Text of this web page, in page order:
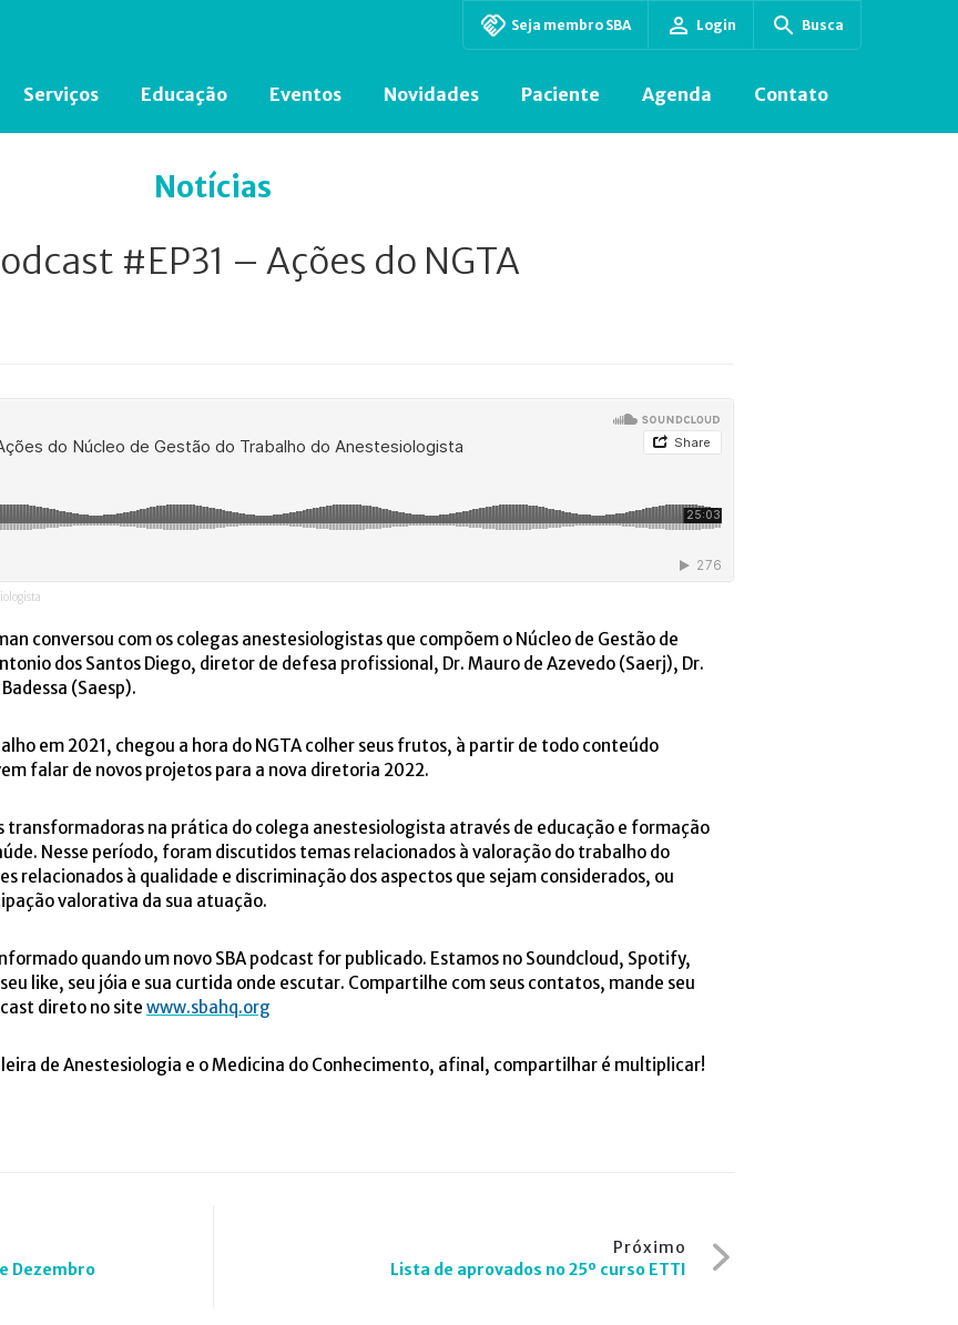
Seja membro SBA Login Busca
Serviços Educação Eventos Novidades Paciente Agenda Contato
Notícias
#EP31 – Ações do NGTA
conversou com os colegas anestesiologistas que compõem o Núcleo de Gestão de
dos Santos Diego, diretor de defesa profissional, Dr. Mauro de Azevedo (Saerj), Dr.
(Saesp).
em 2021, chegou a hora do NGTA colher seus frutos, à partir de todo conteúdo
falar de novos projetos para a nova diretoria 2022.
transformadoras na prática do colega anestesiologista através de educação e formação
Nesse período, foram discutidos temas relacionados à valoração do trabalho do
relacionados à qualidade e discriminação dos aspectos que sejam considerados, ou
valorativa da sua atuação.
quando um novo SBA podcast for publicado. Estamos no Soundcloud, Spotify,
like, seu jóia e sua curtida onde escutar. Compartilhe com seus contatos, mande seu
direto no site www.sbahq.org
de Anestesiologia e o Medicina do Conhecimento, afinal, compartilhar é multiplicar!
Dezembro
Próximo
Lista de aprovados no 25º curso ETTI